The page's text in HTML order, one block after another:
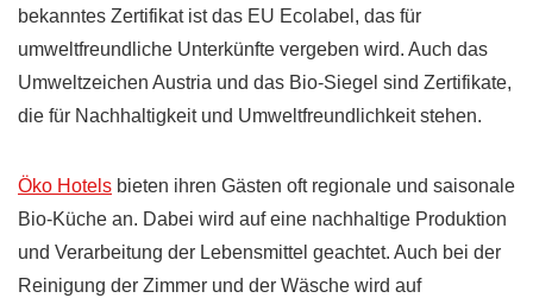
bekanntes Zertifikat ist das EU Ecolabel, das für
umweltfreundliche Unterkünfte vergeben wird. Auch das
Umweltzeichen Austria und das Bio-Siegel sind Zertifikate,
die für Nachhaltigkeit und Umweltfreundlichkeit stehen.
Öko Hotels bieten ihren Gästen oft regionale und saisonale
Bio-Küche an. Dabei wird auf eine nachhaltige Produktion
und Verarbeitung der Lebensmittel geachtet. Auch bei der
Reinigung der Zimmer und der Wäsche wird auf